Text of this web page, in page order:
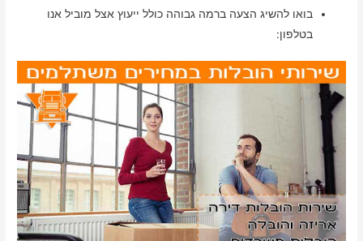
בואו להשיג הצעה ברמה גבוהה כולל ייעוץ אצל מוביל אנו
בטלפון: